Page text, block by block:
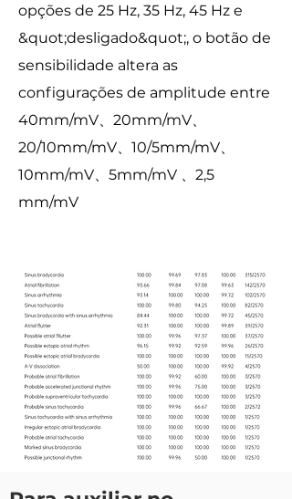
opções de 25 Hz, 35 Hz, 45 Hz e
&quot;desligado&quot;, o botão de
sensibilidade altera as
configurações de amplitude entre
40mm/mV、20mm/mV、
20/10mm/mV、10/5mm/mV、
10mm/mV、5mm/mV 、2,5
mm/mV